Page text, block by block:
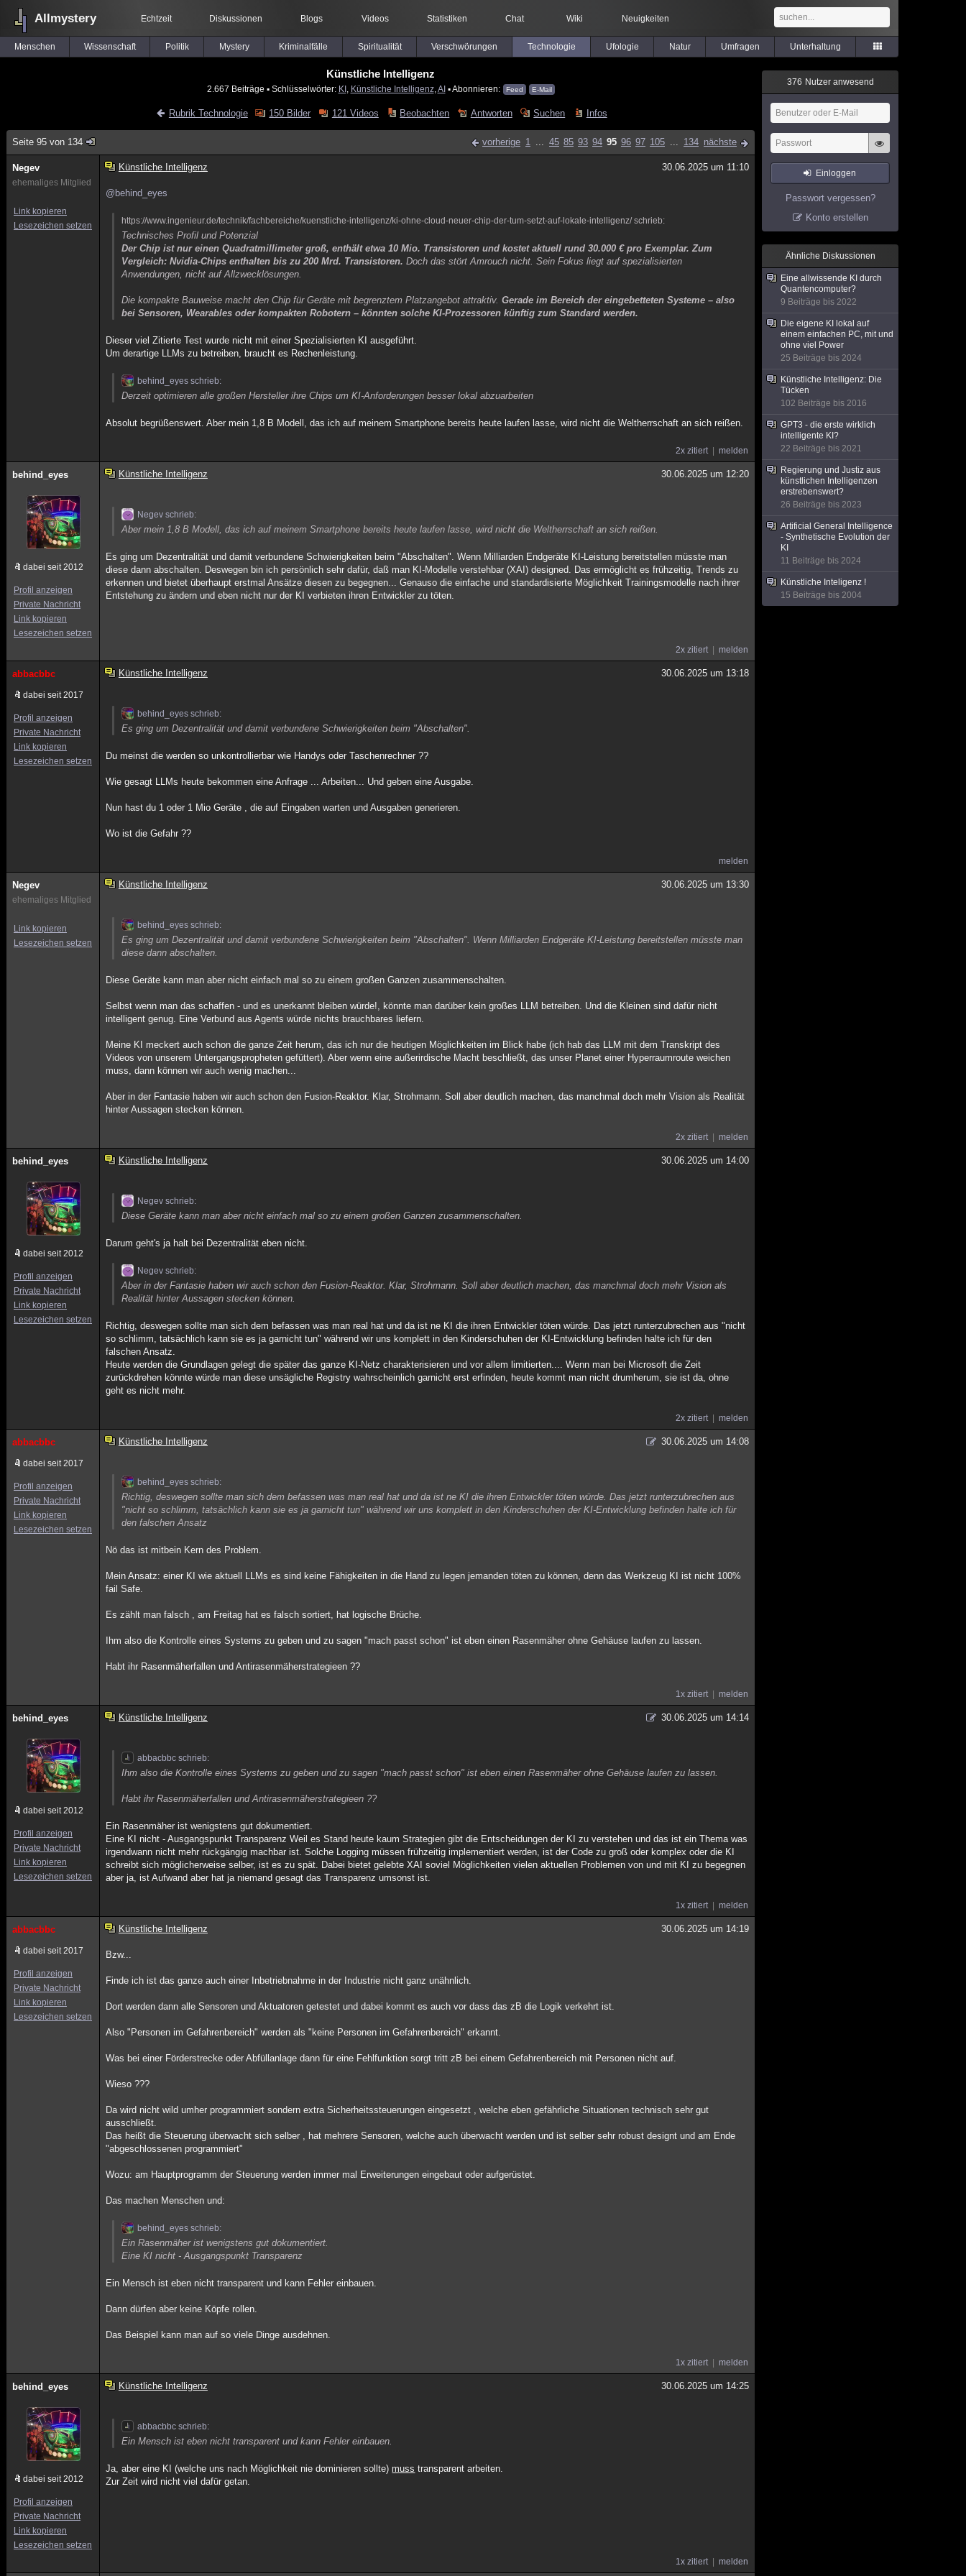
Allmystery Echtzeit Diskussionen Blogs Videos Statistiken Chat Wiki Neuigkeiten
Menschen Wissenschaft Politik Mystery Kriminalfälle Spiritualität Verschwörungen Technologie Ufologie Natur Umfragen Unterhaltung
Künstliche Intelligenz
2.667 Beiträge ▪ Schlüsselwörter: KI, Künstliche Intelligenz, AI▪ Abonnieren: Feed E-Mail
Rubrik Technologie 150 Bilder 121 Videos Beobachten Antworten Suchen Infos
Seite 95 von 134 vorherige 1 ... 45 85 93 94 95 96 97 105 ... 134 nächste
Negev
ehemaliges Mitglied
Link kopieren
Lesezeichen setzen
Künstliche Intelligenz 30.06.2025 um 11:10
@behind_eyes
https://www.ingenieur.de/technik/fachbereiche/kuenstliche-intelligenz/ki-ohne-cloud-neuer-chip-der-tum-setzt-auf-lokale-intelligenz/ schrieb:
Technisches Profil und Potenzial
Der Chip ist nur einen Quadratmillimeter groß, enthält etwa 10 Mio. Transistoren und kostet aktuell rund 30.000 € pro Exemplar. Zum
Vergleich: Nvidia-Chips enthalten bis zu 200 Mrd. Transistoren.Doch das stört Amrouch nicht. Sein Fokus liegt auf spezialisierten
Anwendungen, nicht auf Allzwecklösungen.
Die kompakte Bauweise macht den Chip für Geräte mit begrenztem Platzangebot attraktiv.Gerade im Bereich der eingebetteten Systeme – also
bei Sensoren, Wearables oder kompakten Robotern – könnten solche KI-Prozessoren künftig zum Standard werden.
Dieser viel Zitierte Test wurde nicht mit einer Spezialisierten KI ausgeführt.
Um derartige LLMs zu betreiben, braucht es Rechenleistung.
behind_eyes schrieb:
Derzeit optimieren alle großen Hersteller ihre Chips um KI-Anforderungen besser lokal abzuarbeiten
Absolut begrüßenswert. Aber mein 1,8 B Modell, das ich auf meinem Smartphone bereits heute laufen lasse, wird nicht die Weltherrschaft an sich reißen.
2x zitiert melden
behind_eyes
dabei seit 2012
Profil anzeigen
Private Nachricht
Link kopieren
Lesezeichen setzen
Künstliche Intelligenz 30.06.2025 um 12:20
Negev schrieb:
Aber mein 1,8 B Modell, das ich auf meinem Smartphone bereits heute laufen lasse, wird nicht die Weltherrschaft an sich reißen.
Es ging um Dezentralität und damit verbundene Schwierigkeiten beim "Abschalten". Wenn Milliarden Endgeräte KI-Leistung bereitstellen müsste man
diese dann abschalten. Deswegen bin ich persönlich sehr dafür, daß man KI-Modelle verstehbar (XAI) designed. Das ermöglicht es frühzeitig, Trends zu
erkennen und bietet überhaupt erstmal Ansätze diesen zu begegnen... Genauso die einfache und standardisierte Möglichkeit Trainingsmodelle nach ihrer
Entstehung zu ändern und eben nicht nur der KI verbieten ihren Entwickler zu töten.
2x zitiert melden
abbacbbc
dabei seit 2017
Profil anzeigen
Private Nachricht
Link kopieren
Lesezeichen setzen
Künstliche Intelligenz 30.06.2025 um 13:18
behind_eyes schrieb:
Es ging um Dezentralität und damit verbundene Schwierigkeiten beim "Abschalten".
Du meinst die werden so unkontrollierbar wie Handys oder Taschenrechner ??
Wie gesagt LLMs heute bekommen eine Anfrage ... Arbeiten... Und geben eine Ausgabe.
Nun hast du 1 oder 1 Mio Geräte , die auf Eingaben warten und Ausgaben generieren.
Wo ist die Gefahr ??
melden
Negev
ehemaliges Mitglied
Link kopieren
Lesezeichen setzen
Künstliche Intelligenz 30.06.2025 um 13:30
behind_eyes schrieb:
Es ging um Dezentralität und damit verbundene Schwierigkeiten beim "Abschalten". Wenn Milliarden Endgeräte KI-Leistung bereitstellen müsste man
diese dann abschalten.
Diese Geräte kann man aber nicht einfach mal so zu einem großen Ganzen zusammenschalten.
Selbst wenn man das schaffen - und es unerkannt bleiben würde!, könnte man darüber kein großes LLM betreiben. Und die Kleinen sind dafür nicht
intelligent genug. Eine Verbund aus Agents würde nichts brauchbares liefern.
Meine KI meckert auch schon die ganze Zeit herum, das ich nur die heutigen Möglichkeiten im Blick habe (ich hab das LLM mit dem Transkript des
Videos von unserem Untergangspropheten gefüttert). Aber wenn eine außerirdische Macht beschließt, das unser Planet einer Hyperraumroute weichen
muss, dann können wir auch wenig machen...
Aber in der Fantasie haben wir auch schon den Fusion-Reaktor. Klar, Strohmann. Soll aber deutlich machen, das manchmal doch mehr Vision als Realität
hinter Aussagen stecken können.
2x zitiert melden
behind_eyes
dabei seit 2012
Profil anzeigen
Private Nachricht
Link kopieren
Lesezeichen setzen
Künstliche Intelligenz 30.06.2025 um 14:00
Negev schrieb:
Diese Geräte kann man aber nicht einfach mal so zu einem großen Ganzen zusammenschalten.
Darum geht's ja halt bei Dezentralität eben nicht.
Negev schrieb:
Aber in der Fantasie haben wir auch schon den Fusion-Reaktor. Klar, Strohmann. Soll aber deutlich machen, das manchmal doch mehr Vision als
Realität hinter Aussagen stecken können.
Richtig, deswegen sollte man sich dem befassen was man real hat und da ist ne KI die ihren Entwickler töten würde. Das jetzt runterzubrechen aus "nicht
so schlimm, tatsächlich kann sie es ja garnicht tun" während wir uns komplett in den Kinderschuhen der KI-Entwicklung befinden halte ich für den
falschen Ansatz.
Heute werden die Grundlagen gelegt die später das ganze KI-Netz charakterisieren und vor allem limitierten.... Wenn man bei Microsoft die Zeit
zurückdrehen könnte würde man diese unsägliche Registry wahrscheinlich garnicht erst erfinden, heute kommt man nicht drumherum, sie ist da, ohne
geht es nicht mehr.
2x zitiert melden
abbacbbc
dabei seit 2017
Profil anzeigen
Private Nachricht
Link kopieren
Lesezeichen setzen
Künstliche Intelligenz 30.06.2025 um 14:08
behind_eyes schrieb:
Richtig, deswegen sollte man sich dem befassen was man real hat und da ist ne KI die ihren Entwickler töten würde. Das jetzt runterzubrechen aus
"nicht so schlimm, tatsächlich kann sie es ja garnicht tun" während wir uns komplett in den Kinderschuhen der KI-Entwicklung befinden halte ich für
den falschen Ansatz
Nö das ist mitbein Kern des Problem.
Mein Ansatz: einer KI wie aktuell LLMs es sind keine Fähigkeiten in die Hand zu legen jemanden töten zu können, denn das Werkzeug KI ist nicht 100%
fail Safe.
Es zählt man falsch , am Freitag hat es falsch sortiert, hat logische Brüche.
Ihm also die Kontrolle eines Systems zu geben und zu sagen "mach passt schon" ist eben einen Rasenmäher ohne Gehäuse laufen zu lassen.
Habt ihr Rasenmäherfallen und Antirasenmäherstrategieen ??
1x zitiert melden
behind_eyes
dabei seit 2012
Profil anzeigen
Private Nachricht
Link kopieren
Lesezeichen setzen
Künstliche Intelligenz 30.06.2025 um 14:14
abbacbbc schrieb:
Ihm also die Kontrolle eines Systems zu geben und zu sagen "mach passt schon" ist eben einen Rasenmäher ohne Gehäuse laufen zu lassen.
Habt ihr Rasenmäherfallen und Antirasenmäherstrategieen ??
Ein Rasenmäher ist wenigstens gut dokumentiert.
Eine KI nicht - Ausgangspunkt Transparenz Weil es Stand heute kaum Strategien gibt die Entscheidungen der KI zu verstehen und das ist ein Thema was
irgendwann nicht mehr rückgängig machbar ist. Solche Logging müssen frühzeitig implementiert werden, ist der Code zu groß oder komplex oder die KI
schreibt sich möglicherweise selber, ist es zu spät. Dabei bietet gelebte XAI soviel Möglichkeiten vielen aktuellen Problemen von und mit KI zu begegnen
aber ja, ist Aufwand aber hat ja niemand gesagt das Transparenz umsonst ist.
1x zitiert melden
abbacbbc
dabei seit 2017
Profil anzeigen
Private Nachricht
Link kopieren
Lesezeichen setzen
Künstliche Intelligenz 30.06.2025 um 14:19
Bzw...
Finde ich ist das ganze auch einer Inbetriebnahme in der Industrie nicht ganz unähnlich.
Dort werden dann alle Sensoren und Aktuatoren getestet und dabei kommt es auch vor dass das zB die Logik verkehrt ist.
Also "Personen im Gefahrenbereich" werden als "keine Personen im Gefahrenbereich" erkannt.
Was bei einer Förderstrecke oder Abfüllanlage dann für eine Fehlfunktion sorgt tritt zB bei einem Gefahrenbereich mit Personen nicht auf.
Wieso ???
Da wird nicht wild umher programmiert sondern extra Sicherheitssteuerungen eingesetzt , welche eben gefährliche Situationen technisch sehr gut
ausschließt.
Das heißt die Steuerung überwacht sich selber , hat mehrere Sensoren, welche auch überwacht werden und ist selber sehr robust designt und am Ende
"abgeschlossenen programmiert"
Wozu: am Hauptprogramm der Steuerung werden immer mal Erweiterungen eingebaut oder aufgerüstet.
Das machen Menschen und:
behind_eyes schrieb:
Ein Rasenmäher ist wenigstens gut dokumentiert.
Eine KI nicht - Ausgangspunkt Transparenz
Ein Mensch ist eben nicht transparent und kann Fehler einbauen.
Dann dürfen aber keine Köpfe rollen.
Das Beispiel kann man auf so viele Dinge ausdehnen.
1x zitiert melden
behind_eyes
dabei seit 2012
Profil anzeigen
Private Nachricht
Link kopieren
Lesezeichen setzen
Künstliche Intelligenz 30.06.2025 um 14:25
abbacbbc schrieb:
Ein Mensch ist eben nicht transparent und kann Fehler einbauen.
Ja, aber eine KI (welche uns nach Möglichkeit nie dominieren sollte) muss transparent arbeiten.
Zur Zeit wird nicht viel dafür getan.
1x zitiert melden
376 Nutzer anwesend
Einloggen
Passwort vergessen?
Konto erstellen
Ähnliche Diskussionen
Eine allwissende KI durch
Quantencomputer?
9 Beiträge bis 2022
Die eigene KI lokal auf
einem einfachen PC, mit und
ohne viel Power
25 Beiträge bis 2024
Künstliche Intelligenz: Die
Tücken
102 Beiträge bis 2016
GPT3 - die erste wirklich
intelligente KI?
22 Beiträge bis 2021
Regierung und Justiz aus
künstlichen Intelligenzen
erstrebenswert?
26 Beiträge bis 2023
Artificial General Intelligence
- Synthetische Evolution der
KI
11 Beiträge bis 2024
Künstliche Inteligenz !
15 Beiträge bis 2004